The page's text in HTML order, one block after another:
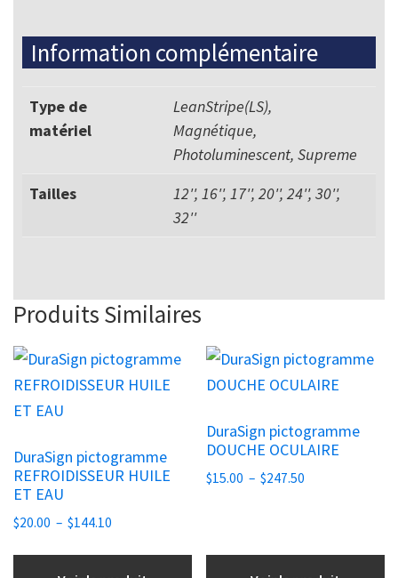
Information complémentaire
Type de
matériel
LeanStripe(LS),
Magnétique,
Photoluminescent, Supreme
Tailles
12'', 16'', 17'', 20'', 24'', 30'',
32''
Produits Similaires
DuraSign pictogramme
REFROIDISSEUR HUILE
ET EAU
$20.00 – $144.10
Ce
produit
a
variations.
Les
options
DuraSign pictogramme
DOUCHE OCULAIRE
$15.00 – $247.50
Ce
produit
plusieurs
variations.
Les